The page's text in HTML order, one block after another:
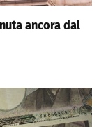
ancora dal